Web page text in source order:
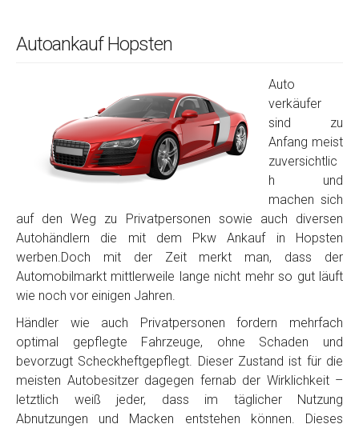
Autoankauf Hopsten
Auto
verkäufer
sind zu
Anfang meist
zuversichtlic
h und
machen sich
auf den Weg zu Privatpersonen sowie auch diversen
Autohändlern die mit dem Pkw Ankauf in Hopsten
werben.Doch mit der Zeit merkt man, dass der
Automobilmarkt mittlerweile lange nicht mehr so gut läuft
wie noch vor einigen Jahren.
Händler wie auch Privatpersonen fordern mehrfach
optimal gepflegte Fahrzeuge, ohne Schaden und
bevorzugt Scheckheftgepflegt. Dieser Zustand ist für die
meisten Autobesitzer dagegen fernab der Wirklichkeit –
letztlich weiß jeder, dass im täglicher Nutzung
Abnutzungen und Macken entstehen können. Dieses